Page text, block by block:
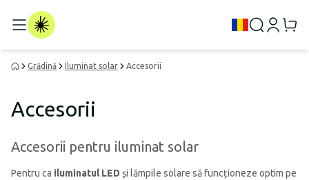
Grădină Iluminat solar Accesorii
Accesorii
Accesorii pentru iluminat solar
Pentru ca iluminatul LED și lămpile solare să funcționeze optim pe